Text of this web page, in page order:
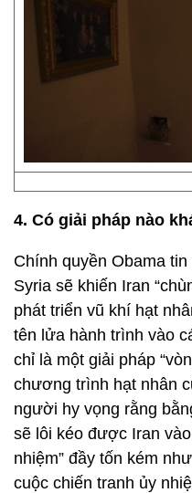
4. Có giải pháp nào
Chính quyền Obama
Syria sẽ khiến Iran
phát triển vũ khí hạt
tên lửa hành trình vào
chỉ là một giải pháp
chương trình hạt nhân
người hy vọng rằng
sẽ lôi kéo được Iran
nhiệm” đầy tốn kém
cuộc chiến tranh ủy